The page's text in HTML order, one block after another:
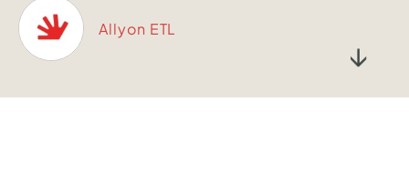
↓
Allyon ETL